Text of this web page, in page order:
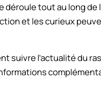
tout au long de
et les curieux
suivre l’actualité du